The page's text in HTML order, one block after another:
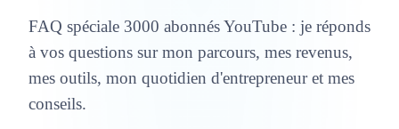
FAQ spéciale 3000 abonnés YouTube : je réponds
à vos questions sur mon parcours, mes revenus,
mes outils, mon quotidien d'entrepreneur et mes
conseils.